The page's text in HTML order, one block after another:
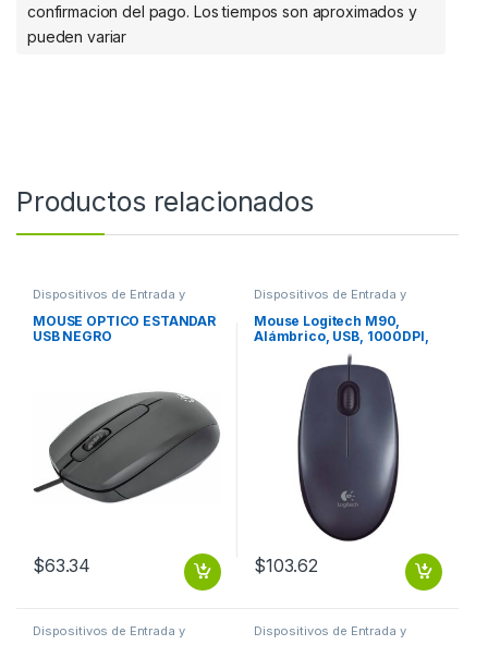
confirmacion del pago. Los tiempos son aproximados y
pueden variar
Productos relacionados
Dispositivos de Entrada y
Salida
MOUSE OPTICO ESTANDAR
USB NEGRO
$63.34
Dispositivos de Entrada y
Salida
Mouse Logitech M90,
Alámbrico, USB, 1000DPI,
Negro – para Mac/PC
$103.62
Dispositivos de Entrada y Dispositivos de Entrada y